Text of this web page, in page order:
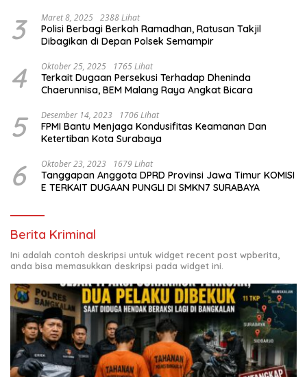
3 Maret 8, 2025 2388 Lihat
Polisi Berbagi Berkah Ramadhan, Ratusan Takjil
Dibagikan di Depan Polsek Semampir
4 Oktober 25, 2025 1765 Lihat
Terkait Dugaan Persekusi Terhadap Dheninda
Chaerunnisa, BEM Malang Raya Angkat Bicara
5 Desember 14, 2023 1706 Lihat
FPMI Bantu Menjaga Kondusifitas Keamanan Dan
Ketertiban Kota Surabaya
6 Oktober 23, 2023 1679 Lihat
Tanggapan Anggota DPRD Provinsi Jawa Timur KOMISI
E TERKAIT DUGAAN PUNGLI DI SMKN7 SURABAYA
Berita Kriminal
Ini adalah contoh deskripsi untuk widget recent post wpberita,
anda bisa memasukkan deskripsi pada widget ini.